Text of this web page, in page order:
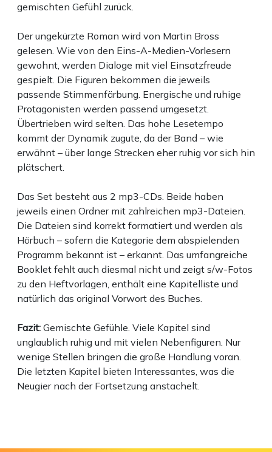
gemischten Gefühl zurück.
Der ungekürzte Roman wird von Martin Bross
gelesen. Wie von den Eins-A-Medien-Vorlesern
gewohnt, werden Dialoge mit viel Einsatzfreude
gespielt. Die Figuren bekommen die jeweils
passende Stimmenfärbung. Energische und ruhige
Protagonisten werden passend umgesetzt.
Übertrieben wird selten. Das hohe Lesetempo
kommt der Dynamik zugute, da der Band – wie
erwähnt – über lange Strecken eher ruhig vor sich hin
plätschert.
Das Set besteht aus 2 mp3-CDs. Beide haben
jeweils einen Ordner mit zahlreichen mp3-Dateien.
Die Dateien sind korrekt formatiert und werden als
Hörbuch – sofern die Kategorie dem abspielenden
Programm bekannt ist – erkannt. Das umfangreiche
Booklet fehlt auch diesmal nicht und zeigt s/w-Fotos
zu den Heftvorlagen, enthält eine Kapitelliste und
natürlich das original Vorwort des Buches.
Fazit: Gemischte Gefühle. Viele Kapitel sind
unglaublich ruhig und mit vielen Nebenfiguren. Nur
wenige Stellen bringen die große Handlung voran.
Die letzten Kapitel bieten Interessantes, was die
Neugier nach der Fortsetzung anstachelt.